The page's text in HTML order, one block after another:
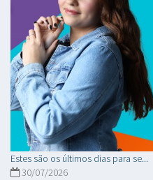
Estes são os últimos dias para se...
30/07/2026